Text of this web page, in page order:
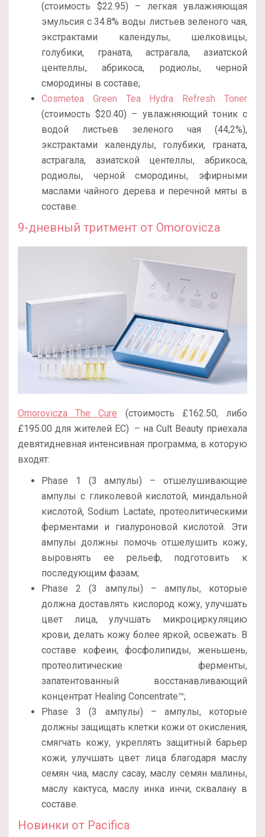
(стоимость $22.95) – легкая увлажняющая
эмульсия с 34.8% воды листьев зеленого чая,
экстрактами календулы, шелковицы,
голубики, граната, астрагала, азиатской
центеллы, абрикоса, родиолы, черной
смородины в составе;
Cosmetea Green Tea Hydra Refresh Toner
(стоимость $20.40) – увлажняющий тоник с
водой листьев зеленого чая (44,2%),
экстрактами календулы, голубики, граната,
астрагала, азиатской центеллы, абрикоса,
родиолы, черной смородины, эфирными
маслами чайного дерева и перечной мяты в
составе.
9-дневный тритмент от Omorovicza
Omorovicza The Cure (стоимость £162.50, либо
£195.00 для жителей ЕС) – на Cult Beauty приехала
девятидневная интенсивная программа, в которую
входят:
Phase 1 (3 ампулы) – отшелушивающие
ампулы с гликолевой кислотой, миндальной
кислотой, Sodium Lactate, протеолитическими
ферментами и гиалуроновой кислотой. Эти
ампулы должны помочь отшелушить кожу,
выровнять ее рельеф, подготовить к
последующим фазам;
Phase 2 (3 ампулы) – ампулы, которые
должна доставлять кислород кожу, улучшать
цвет лица, улучшать микроциркуляцию
крови, делать кожу более яркой, освежать. В
составе кофеин, фосфолипиды, женьшень,
протеолитические ферменты,
запатентованный восстанавливающий
концентрат Healing Concentrate™;
Phase 3 (3 ампулы) – ампулы, которые
должны защищать клетки кожи от окисления,
смягчать кожу, укреплять защитный барьер
кожи, улучшать цвет лица благодаря маслу
семян чиа, маслу cacay, маслу семян малины,
маслу кактуса, маслу инка инчи, сквалану в
составе.
Новинки от Pacifica